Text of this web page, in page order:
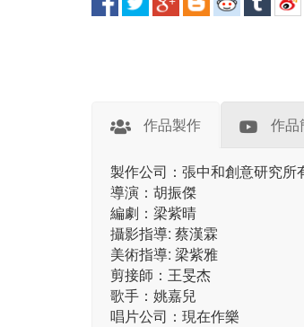
作品製作 作品
製作公司：張中和創意研究所
導演：胡振傑
編劇：梁紫晴
攝影指導: 蔡漢霖
美術指導: 梁紫雅
剪接師：王旻杰
歌手：姚嘉兒
唱片公司：現在作樂